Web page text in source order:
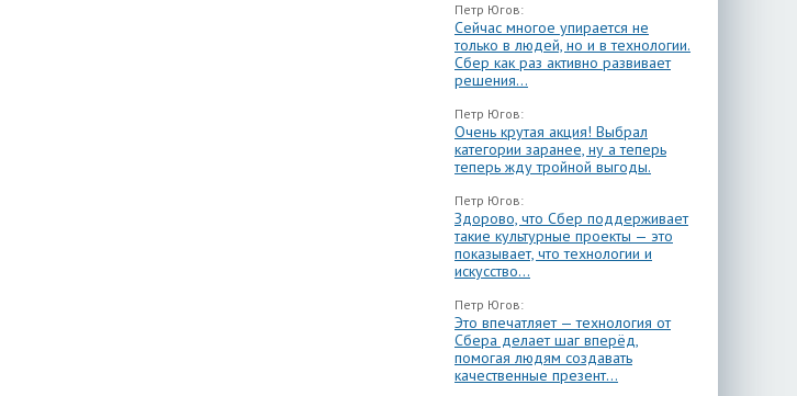
Петр Югов:
Сейчас многое упирается не
только в людей, но и в технологии.
Сбер как раз активно развивает
решения...
Петр Югов:
Очень крутая акция! Выбрал
категории заранее, ну а теперь
теперь жду тройной выгоды.
Петр Югов:
Здорово, что Сбер поддерживает
такие культурные проекты — это
показывает, что технологии и
искусство...
Петр Югов:
Это впечатляет — технология от
Сбера делает шаг вперёд,
помогая людям создавать
качественные презент...